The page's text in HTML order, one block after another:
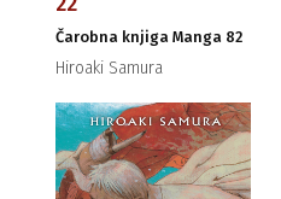
Čarobna knjiga Manga 82
Hiroaki Samura